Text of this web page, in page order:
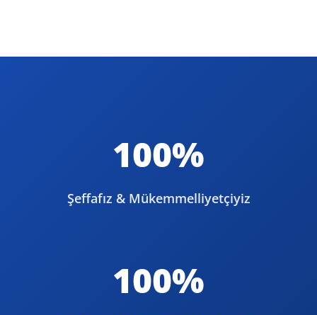
100%
Şeffafız & Mükemmelliyetçiyiz
100%